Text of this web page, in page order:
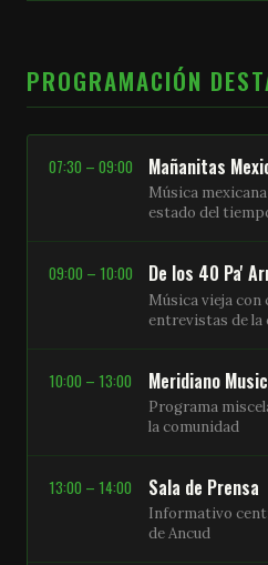
PROGRAMACIÓN
07:30 – 09:00 Mañanitas
Música
estado del
09:00 – 10:00 De los 40 Pa'
Música vieja
entrevistas de la
10:00 – 13:00 Meridiano
Programa
la comunidad
13:00 – 14:00 Sala de Prensa
Informativo
de Ancud